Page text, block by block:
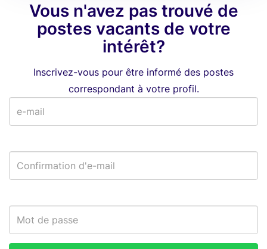
Vous n'avez pas trouvé de
postes vacants de votre
intérêt?
Inscrivez-vous pour être informé des postes
correspondant à votre profil.